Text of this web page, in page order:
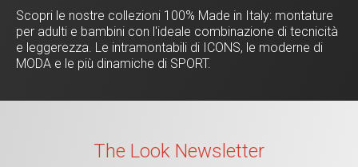
Scopri le nostre collezioni 100% Made in Italy: montature
per adulti e bambini con l'ideale combinazione di tecnicità
e leggerezza. Le intramontabili di ICONS, le moderne di
MODA e le più dinamiche di SPORT.
The Look Newsletter